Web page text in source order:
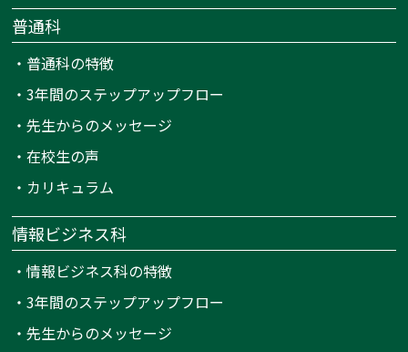
普通科
・ 普通科の特徴
・3年間のステップアップフロー
・先生からのメッセージ
・在校生の声
・ カリキュラム
情報ビジネス科
・情報ビジネス科の特徴
・3年間のステップアップフロー
・先生からのメッセージ